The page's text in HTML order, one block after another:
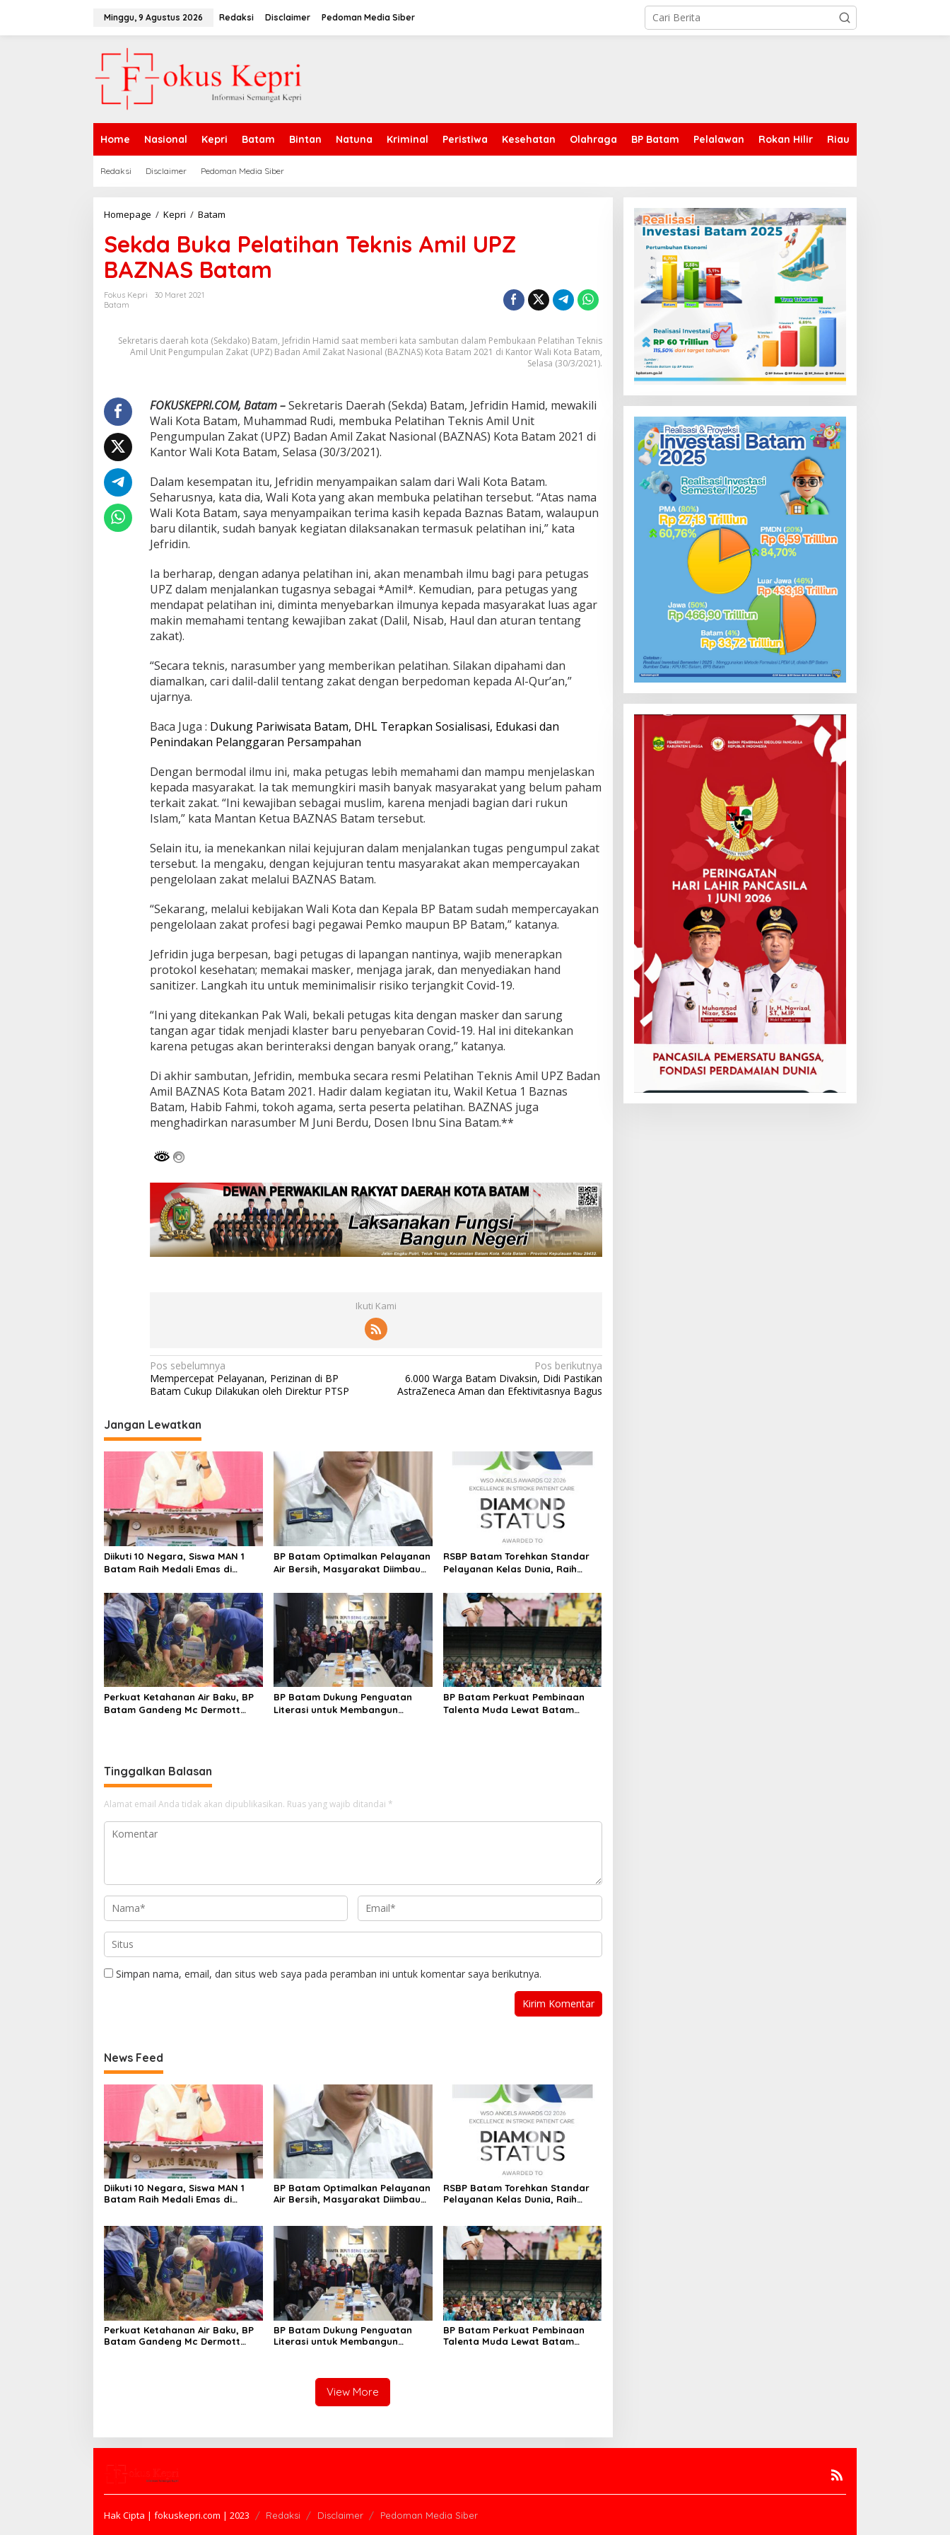
Minggu, 9 Agustus 2026 Redaksi Disclaimer Pedoman Media Siber
Home Nasional Kepri Batam Bintan Natuna Kriminal Peristiwa Kesehatan Olahraga BP Batam Pelalawan Rokan Hilir Riau
Redaksi Disclaimer Pedoman Media Siber
Homepage / Kepri / Batam
k
d
a
B
e
l
h
a
n
T
e
n
i
A
m
U
Z
B
A
S
B
a
m
Sekda Buka Pelatihan Teknis Amil UPZ
BAZNAS Batam
Fokus Kepri
30 Maret 2021
Batam
Sekretaris daerah kota (Sekdako) Batam, Jefridin Hamid saat memberi kata sambutan dalam Pembukaan Pelatihan Teknis
Amil Unit Pengumpulan Zakat (UPZ) Badan Amil Zakat Nasional (BAZNAS) Kota Batam 2021 di Kantor Wali Kota Batam,
Selasa (30/3/2021).
FOKUSKEPRI.COM, Batam –Sekretaris Daerah (Sekda) Batam, Jefridin Hamid, mewakili
Wali Kota Batam, Muhammad Rudi, membuka Pelatihan Teknis Amil Unit
Pengumpulan Zakat (UPZ) Badan Amil Zakat Nasional (BAZNAS) Kota Batam 2021 di
Kantor Wali Kota Batam, Selasa (30/3/2021).
Dalam kesempatan itu, Jefridin menyampaikan salam dari Wali Kota Batam.
Seharusnya, kata dia, Wali Kota yang akan membuka pelatihan tersebut. “Atas nama
Wali Kota Batam, saya menyampaikan terima kasih kepada Baznas Batam, walaupun
baru dilantik, sudah banyak kegiatan dilaksanakan termasuk pelatihan ini,” kata
Jefridin.
Ia berharap, dengan adanya pelatihan ini, akan menambah ilmu bagi para petugas
UPZ dalam menjalankan tugasnya sebagai *Amil*. Kemudian, para petugas yang
mendapat pelatihan ini, diminta menyebarkan ilmunya kepada masyarakat luas agar
makin memahami tentang kewajiban zakat (Dalil, Nisab, Haul dan aturan tentang
zakat).
“Secara teknis, narasumber yang memberikan pelatihan. Silakan dipahami dan
diamalkan, cari dalil-dalil tentang zakat dengan berpedoman kepada Al-Qur’an,”
ujarnya.
Baca Juga : Dukung Pariwisata Batam, DHL Terapkan Sosialisasi, Edukasi dan
Penindakan Pelanggaran Persampahan
Dengan bermodal ilmu ini, maka petugas lebih memahami dan mampu menjelaskan
kepada masyarakat. Ia tak memungkiri masih banyak masyarakat yang belum paham
terkait zakat. “Ini kewajiban sebagai muslim, karena menjadi bagian dari rukun
Islam,” kata Mantan Ketua BAZNAS Batam tersebut.
Selain itu, ia menekankan nilai kejujuran dalam menjalankan tugas pengumpul zakat
tersebut. Ia mengaku, dengan kejujuran tentu masyarakat akan mempercayakan
pengelolaan zakat melalui BAZNAS Batam.
“Sekarang, melalui kebijakan Wali Kota dan Kepala BP Batam sudah mempercayakan
pengelolaan zakat profesi bagi pegawai Pemko maupun BP Batam,” katanya.
Jefridin juga berpesan, bagi petugas di lapangan nantinya, wajib menerapkan
protokol kesehatan; memakai masker, menjaga jarak, dan menyediakan hand
sanitizer. Langkah itu untuk meminimalisir risiko terjangkit Covid-19.
“Ini yang ditekankan Pak Wali, bekali petugas kita dengan masker dan sarung
tangan agar tidak menjadi klaster baru penyebaran Covid-19. Hal ini ditekankan
karena petugas akan berinteraksi dengan banyak orang,” katanya.
Di akhir sambutan, Jefridin, membuka secara resmi Pelatihan Teknis Amil UPZ Badan
Amil BAZNAS Kota Batam 2021. Hadir dalam kegiatan itu, Wakil Ketua 1 Baznas
Batam, Habib Fahmi, tokoh agama, serta peserta pelatihan. BAZNAS juga
menghadirkan narasumber M Juni Berdu, Dosen Ibnu Sina Batam.**
Ikuti Kami
N
a
i
g
a
s
i
p
o
s
Pos sebelumnya
Mempercepat Pelayanan, Perizinan di BP
Batam Cukup Dilakukan oleh Direktur PTSP
Pos berikutnya
6.000 Warga Batam Divaksin, Didi Pastikan
AstraZeneca Aman dan Efektivitasnya Bagus
Jangan Lewatkan
Diikuti 10 Negara, Siswa MAN 1
Batam Raih Medali Emas di
Internasional Singapura
BP Batam Optimalkan Pelayanan
Air Bersih, Masyarakat Diimbau
RSBP Batam Torehkan Standar
Pelayanan Kelas Dunia, Raih
Perkuat Ketahanan Air Baku, BP
Batam Gandeng Mc Dermott
BP Batam Dukung Penguatan
Literasi untuk Membangun
BP Batam Perkuat Pembinaan
Talenta Muda Lewat Batam
Tinggalkan Balasan
Alamat email Anda tidak akan dipublikasikan. Ruas yang wajib ditandai *
Simpan nama, email, dan situs web saya pada peramban ini untuk komentar saya berikutnya.
News Feed
Diikuti 10 Negara, Siswa MAN 1
Batam Raih Medali Emas di
BP Batam Optimalkan Pelayanan
Air Bersih, Masyarakat Diimbau
RSBP Batam Torehkan Standar
Pelayanan Kelas Dunia, Raih
Perkuat Ketahanan Air Baku, BP
Batam Gandeng Mc Dermott
BP Batam Dukung Penguatan
Literasi untuk Membangun
BP Batam Perkuat Pembinaan
Talenta Muda Lewat Batam
View More
Hak Cipta | fokuskepri.com | 2023 Redaksi Disclaimer Pedoman Media Siber